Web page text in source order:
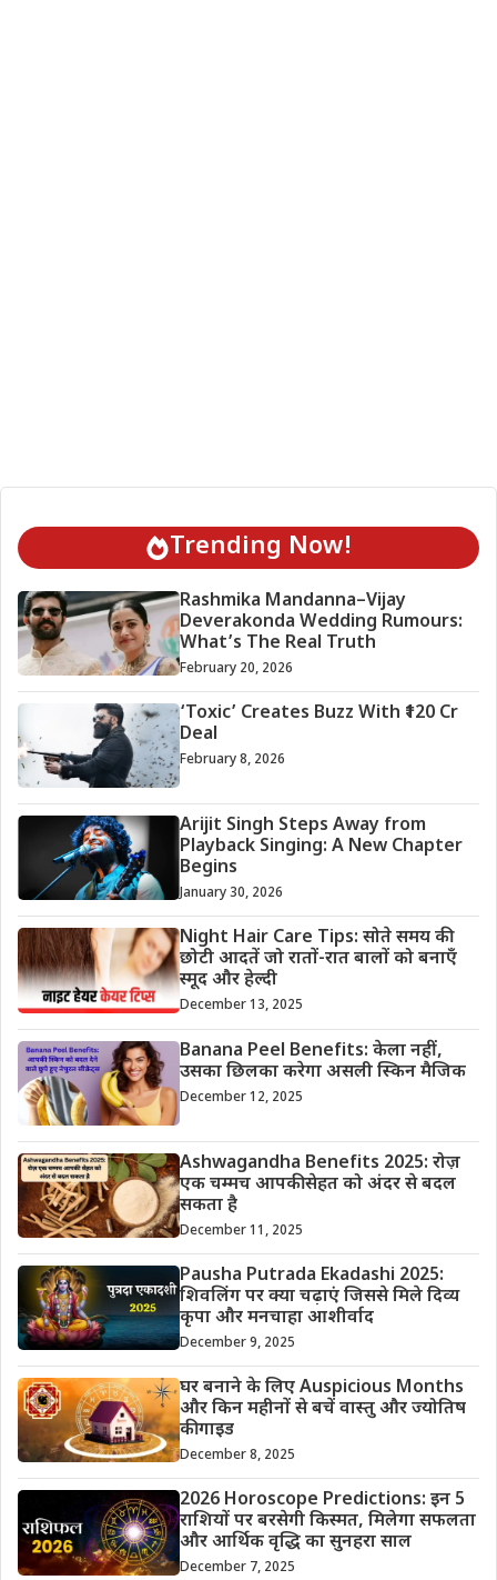
Trending Now!
Rashmika Mandanna–Vijay
Deverakonda Wedding Rumours:
What’s The Real Truth
February 20, 2026
‘Toxic’ Creates Buzz With ₹120 Cr
Deal
February 8, 2026
Arijit Singh Steps Away from
Playback Singing: A New Chapter
Begins
January 30, 2026
Night Hair Care Tips: सोते समय की
छोटी आदतें जो रातों-रात बालों को बनाएँ
स्मूद और हेल्दी
December 13, 2025
Banana Peel Benefits: केला नहीं,
उसका छिलका करेगा असली स्किन मैजिक
December 12, 2025
Ashwagandha Benefits 2025: रोज़
एक चम्मच आपकी सेहत को अंदर से बदल
सकता है
December 11, 2025
Pausha Putrada Ekadashi 2025:
शिवलिंग पर क्या चढ़ाएं जिससे मिले दिव्य
कृपा और मनचाहा आशीर्वाद
December 9, 2025
घर बनाने के लिए Auspicious Months
और किन महीनों से बचें वास्तु और ज्योतिष
की गाइड
December 8, 2025
2026 Horoscope Predictions: इन 5
राशियों पर बरसेगी किस्मत, मिलेगा सफलता
और आर्थिक वृद्धि का सुनहरा साल
December 7, 2025